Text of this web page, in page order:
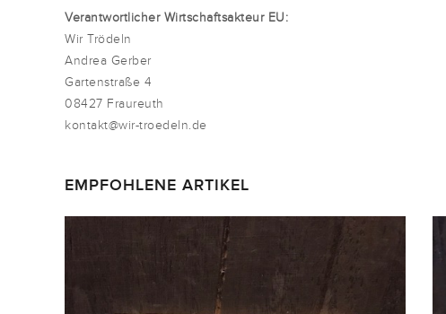
Verantwortlicher Wirtschaftsakteur EU:
Wir Trödeln
Andrea Gerber
Gartenstraße 4
08427 Fraureuth
kontakt@wir-troedeln.de
EMPFOHLENE ARTIKEL